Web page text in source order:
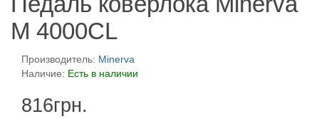
M 4000CL
Производитель: Minerva
Наличие: Есть в наличии
816грн.